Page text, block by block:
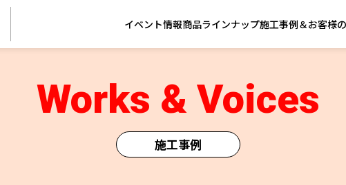
イベント情報商品ラインナップ施工事例＆お客様
施工事例
Works & Voices